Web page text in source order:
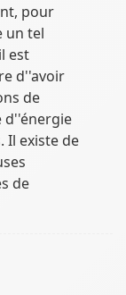
pour
un tel
est
d''avoir
de
d''énergie
Il existe de
de